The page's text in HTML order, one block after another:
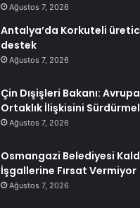
Ağustos 7, 2026
Antalya’da Korkuteli
destek
Ağustos 7, 2026
Çin Dışişleri Bakanı:
Ortaklık İlişkisini
Ağustos 7, 2026
Osmangazi Belediyesi
İşgallerine Fırsat Vermiyor
Ağustos 7, 2026